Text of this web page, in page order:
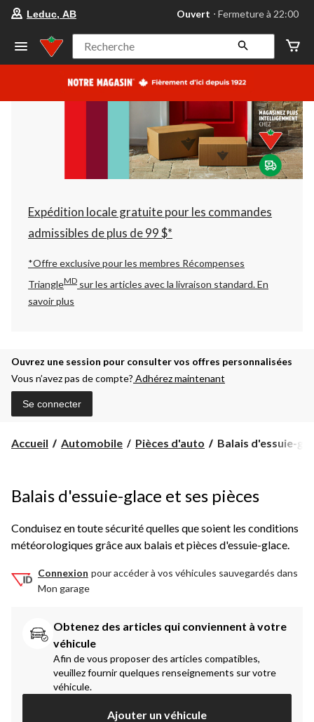
votre
préféré
Leduc,
AB,
courament
Fermeture
à
22:00
cliquer
pour
changer
Leduc, AB Ouvert ⋅ Fermeture à 22:00
Recherche
Expédition locale gratuite pour les commandes
admissibles de plus de 99 $*
*Offre exclusive pour les membres Récompenses
TriangleMD sur les articles avec la livraison standard.En
savoir plus
Ouvrez une session pour consulter vos offres personnalisées
Vous n’avez pas de compte? Adhérez maintenant
Se connecter
Accueil Automobile Pièces d'auto
Balais
ses
Balais d'essuie-
Balais d'essuie-glace et ses pièces
Conduisez en toute sécurité quelles que soient les conditions
météorologiques grâce aux balais et pièces d'essuie-glace.
Connexion pour accéder à vos véhicules sauvegardés dans
Mon garage
Obtenez des articles qui conviennent à votre
véhicule
Afin de vous proposer des articles compatibles,
veuillez fournir quelques renseignements sur votre
véhicule.
Ajouter un véhicule